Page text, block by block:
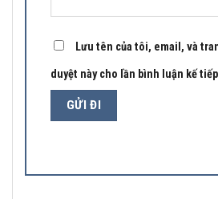
Lưu tên của tôi, email, và
duyệt này cho lần bình luận kế